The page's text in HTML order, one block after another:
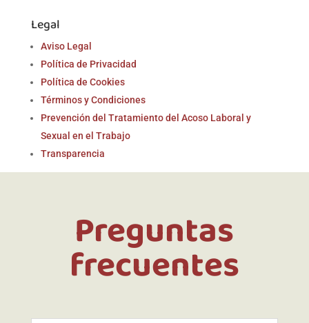
Legal
Aviso Legal
Política de Privacidad
Política de Cookies
Términos y Condiciones
Prevención del Tratamiento del Acoso Laboral y
Sexual en el Trabajo
Transparencia
Preguntas
frecuentes